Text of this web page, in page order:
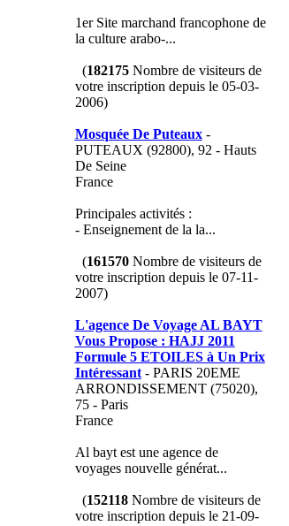
1er Site marchand francophone de
la culture arabo-...
(182175Nombre de visiteurs de
votre inscription depuis le 05-03-
2006)
Mosquée De Puteaux-
PUTEAUX (92800), 92 - Hauts
De Seine
France
Principales activités :
- Enseignement de la la...
(161570Nombre de visiteurs de
votre inscription depuis le 07-11-
2007)
L'agence De Voyage AL BAYT
Vous Propose : HAJJ 2011
Formule 5 ETOILES à Un Prix
Intéressant- PARIS 20EME
ARRONDISSEMENT (75020),
75 - Paris
France
Al bayt est une agence de
voyages nouvelle générat...
(152118Nombre de visiteurs de
votre inscription depuis le 21-09-